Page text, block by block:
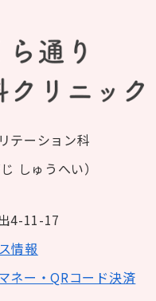
テーション科
しゅうへい）
4-11-17
情報
ネー・QRコード決済